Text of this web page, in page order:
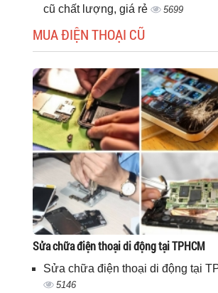
cũ chất lượng, giá rẻ
5699
MUA ĐIỆN THOẠI CŨ
Sửa chữa điện thoại di động tại TPHCM
Sửa chữa điện thoại di động tại
5146